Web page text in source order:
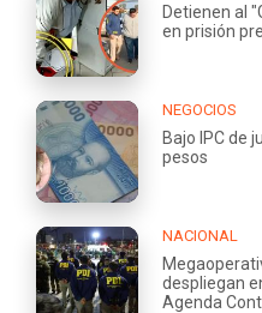
Detienen al
en prisión
NEGOCIOS
Bajo IPC de
pesos
NACIONAL
despliegan
Agenda